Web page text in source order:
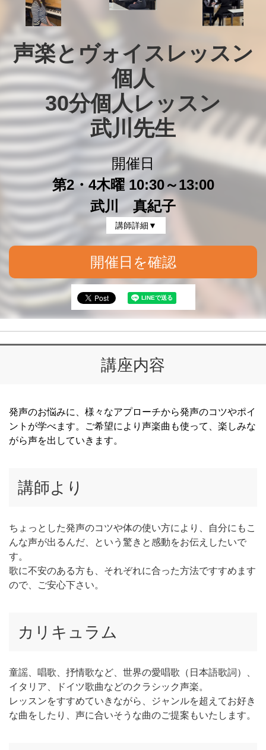
声楽とヴォイスレッスン
個人
30分個人レッスン
武川先生
開催日
第2・4木曜 10:30～13:00
武川 真紀子
講師詳細▼
開催日を確認
講座内容
発声のお悩みに、様々なアプローチから発声のコツやポイ
ントが学べます。ご希望により声楽曲も使って、楽しみな
がら声を出していきます。
講師より
ちょっとした発声のコツや体の使い方により、自分にもこ
んな声が出るんだ、という驚きと感動をお伝えしたいで
す。
歌に不安のある方も、それぞれに合った方法ですすめます
ので、ご安心下さい。
カリキュラム
童謡、唱歌、抒情歌など、世界の愛唱歌（日本語歌詞）、
イタリア、ドイツ歌曲などのクラシック声楽。
レッスンをすすめていきながら、ジャンルを超えてお好き
な曲をしたり、声に合いそうな曲のご提案もいたします。